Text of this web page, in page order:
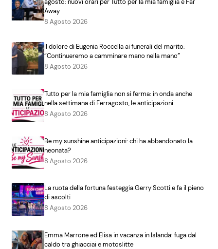
agosto: nuovi orari per Tutto per la mia famiglia e Far
Away
8 Agosto 2026
Il dolore di Eugenia Roccella ai funerali del marito:
“Continueremo a camminare mano nella mano”
8 Agosto 2026
Tutto per la mia famiglia non si ferma: in onda anche
nella settimana di Ferragosto, le anticipazioni
8 Agosto 2026
Be my sunshine anticipazioni: chi ha abbandonato la
neonata?
8 Agosto 2026
La ruota della fortuna festeggia Gerry Scotti e fa il pieno
di ascolti
8 Agosto 2026
Emma Marrone ed Elisa in vacanza in Islanda: fuga dal
caldo tra ghiacciai e motoslitte